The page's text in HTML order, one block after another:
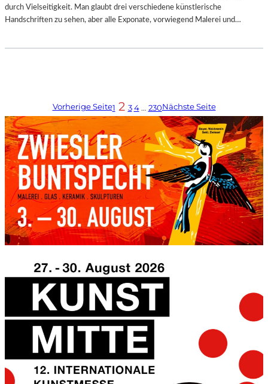
durch Vielseitigkeit. Man glaubt drei verschiedene künstlerische
Handschriften zu sehen, aber alle Exponate, vorwiegend Malerei und…
Vorherige Seite1 2 3 4 … 230Nächste Seite